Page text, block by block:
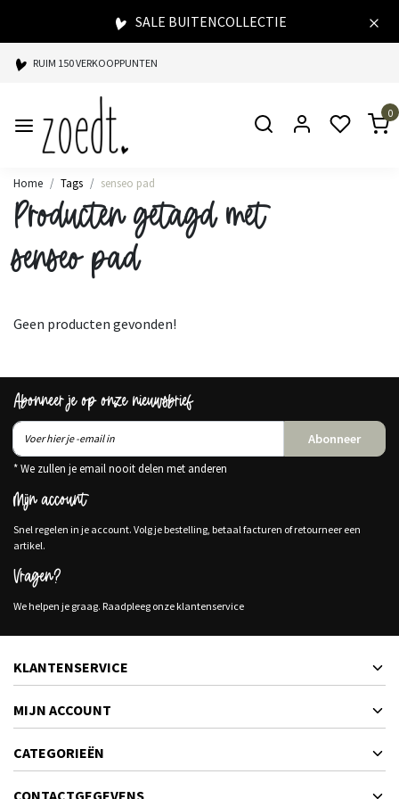
SALE BUITENCOLLECTIE
RUIM 150 VERKOOPPUNTEN
SPAARPUNTEN BIJ ELKE AANKOOP
SNELLE LEVERING
0
Home Tags senseo pad
Producten getagd met
senseo pad
Geen producten gevonden!
Abonneer je op onze nieuwsbrief
Abonneer
* We zullen je email nooit delen met anderen
Mijn account
Snel regelen in je account. Volg je bestelling, betaal facturen of retourneer een
artikel.
Vragen?
We helpen je graag. Raadpleeg onze klantenservice
KLANTENSERVICE
MIJN ACCOUNT
CATEGORIEËN
CONTACTGEGEVENS